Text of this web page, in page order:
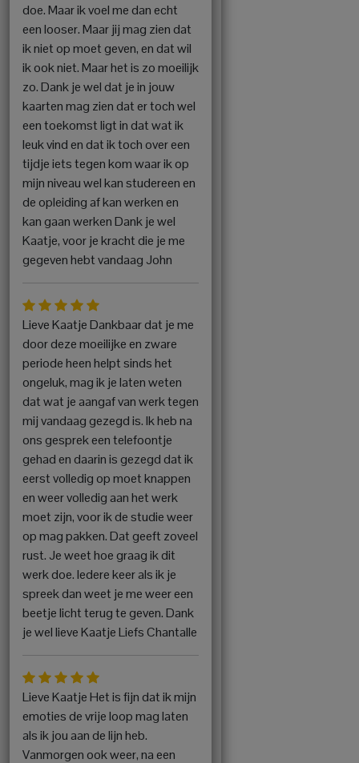
doe. Maar ik voel me dan echt
een looser. Maar jij mag zien dat
ik niet op moet geven, en dat wil
ik ook niet. Maar het is zo moeilijk
zo. Dank je wel dat je in jouw
kaarten mag zien dat er toch wel
een toekomst ligt in dat wat ik
leuk vind en dat ik toch over een
tijdje iets tegen kom waar ik op
mijn niveau wel kan studereen en
de opleiding af kan werken en
kan gaan werken Dank je wel
Kaatje, voor je kracht die je me
gegeven hebt vandaag John
Lieve Kaatje Dankbaar dat je me
door deze moeilijke en zware
periode heen helpt sinds het
ongeluk, mag ik je laten weten
dat wat je aangaf van werk tegen
mij vandaag gezegd is. Ik heb na
ons gesprek een telefoontje
gehad en daarin is gezegd dat ik
eerst volledig op moet knappen
en weer volledig aan het werk
moet zijn, voor ik de studie weer
op mag pakken. Dat geeft zoveel
rust. Je weet hoe graag ik dit
werk doe. Iedere keer als ik je
spreek dan weet je me weer een
beetje licht terug te geven. Dank
je wel lieve Kaatje Liefs Chantalle
Lieve Kaatje Het is fijn dat ik mijn
emoties de vrije loop mag laten
als ik jou aan de lijn heb.
Vanmorgen ook weer, na een